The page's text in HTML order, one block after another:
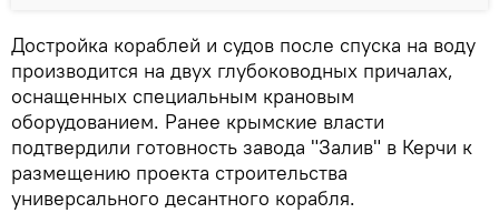
Достройка кораблей и судов после спуска на воду
производится на двух глубоководных причалах,
оснащенных специальным крановым
оборудованием. Ранее крымские власти
подтвердили готовность завода "Залив" в Керчи к
размещению проекта строительства
универсального десантного корабля.